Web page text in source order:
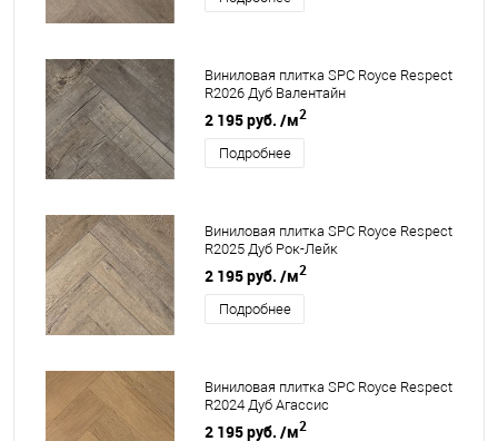
Виниловая плитка SPC Royce Respect
R2026 Дуб Валентайн
2 195 руб. /м2
Подробнее
Виниловая плитка SPC Royce Respect
R2025 Дуб Рок-Лейк
2 195 руб. /м2
Подробнее
Виниловая плитка SPC Royce Respect
R2024 Дуб Агассис
2 195 руб. /м2